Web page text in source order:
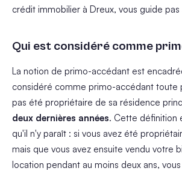
crédit immobilier à Dreux, vous guide pas
Qui est considéré comme
La notion de primo-accédant est
considéré comme primo-accédant toute
pas été propriétaire de sa résidence
deux dernières années. Cette définition
qu'il n'y paraît : si vous avez été
mais que vous avez ensuite vendu votre
location pendant au moins deux ans,